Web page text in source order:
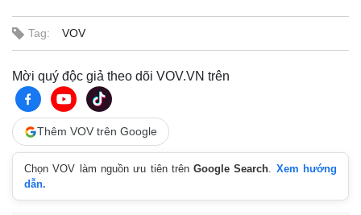
Tag: VOV
Mời quý độc giả theo dõi VOV.VN trên
Thêm VOV trên Google
Chọn VOV làm nguồn ưu tiên trênGoogle Search. Xem hướng
dẫn.